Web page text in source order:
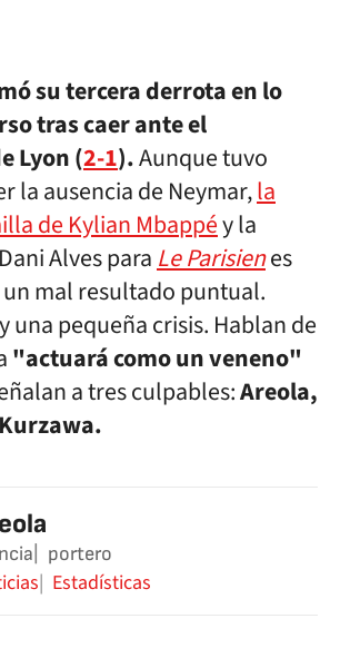
su tercera derrota en lo
tras caer ante el
Lyon (2-1).Aunque tuvo
la ausencia de Neymar,la
de Kylian Mbappéy la
Alves para Le Parisienes
mal resultado puntual.
una pequeña crisis. Hablan de
"actuará como un veneno"
a tres culpables:Areola,
portero
Estadísticas